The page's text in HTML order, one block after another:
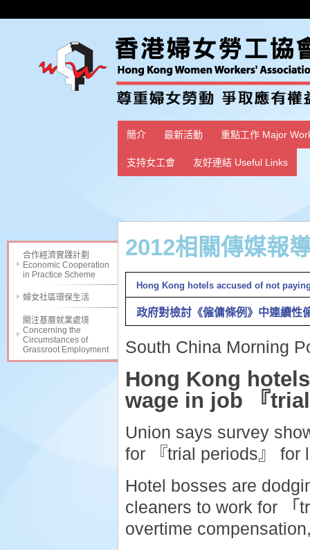
簡介 最新活動 重點工作 Major
支持女工會 友好連結 Useful Links
合作經濟實踐計劃
Economic Cooperation
in Practice Scheme
婦女社區環保生活
關注基層就業處境
Concerning the
Circumstances of
Grassroot Employment
2012相關傳媒報
Hong Kong hotels accused of not
政府對檢討《僱傭條例》中連續性
South China Morning
Hong Kong
wage in job 『
Union says survey
for 『trial periods』 for
Hotel bosses are
cleaners to work for 「
overtime